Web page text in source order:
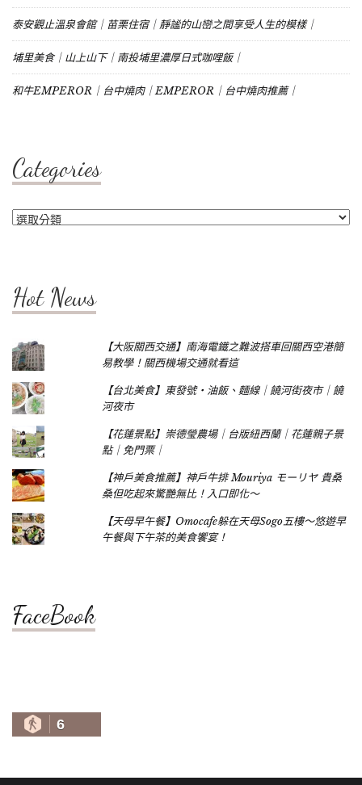
泰安觀止溫泉會館｜苗栗住宿｜靜謐的山巒之間享受人生的模樣｜
埔里美食｜山上山下｜南投埔里濃厚日式咖哩飯｜
和牛EMPEROR｜台中燒肉｜EMPEROR｜台中燒肉推薦｜
Categories
Categories
Hot News
【大阪關西交通】南海電鐵之難波搭車回關西空港簡
易教學！關西機場交通就看這
【台北美食】東發號‧油飯、麵線｜饒河街夜市｜饒
河夜市
【花蓮景點】崇德瑩農場｜台版紐西蘭｜花蓮親子景
點｜免門票｜
【神戶美食推薦】神戶牛排 Mouriya モーリヤ 貴桑
桑但吃起來驚艷無比！入口即化～
【天母早午餐】Omocafe躲在天母Sogo五樓～悠遊早
午餐與下午茶的美食饗宴！
FaceBook
6